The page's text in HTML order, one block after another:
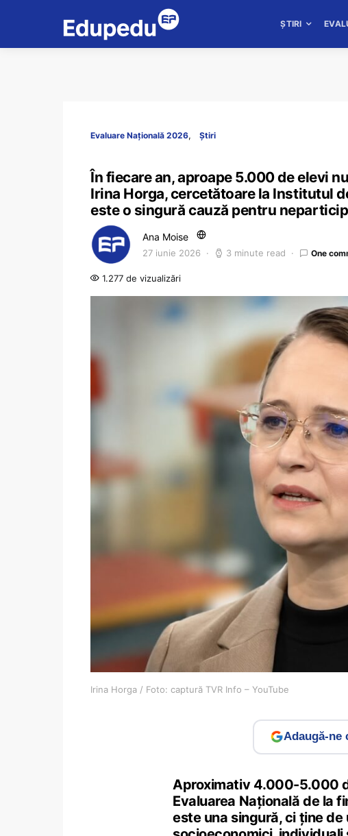
ȘTIRI
Evaluare Națională 2026 Știri
În fiecare an, aproape 5.000 de elevi
Irina Horga, cercetătoare la Institutul
este o singură cauză pentru
Ana Moise
27 iunie 2026 3 minute read One
1.277 de vizualizări
Irina Horga / Foto: captură TVR Info – YouTube
Adaugă-ne
Aproximativ 4.000-5.000
Evaluarea Națională de la
este una singură, ci ține